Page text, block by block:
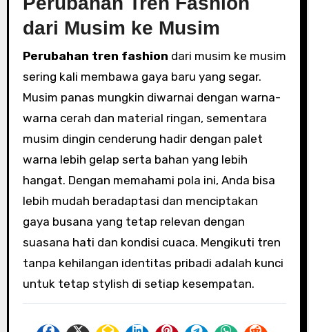
dari Musim ke Musim
Perubahan tren fashion dari musim ke musim
sering kali membawa gaya baru yang segar.
Musim panas mungkin diwarnai dengan warna-
warna cerah dan material ringan, sementara
musim dingin cenderung hadir dengan palet
warna lebih gelap serta bahan yang lebih
hangat. Dengan memahami pola ini, Anda bisa
lebih mudah beradaptasi dan menciptakan
gaya busana yang tetap relevan dengan
suasana hati dan kondisi cuaca. Mengikuti tren
tanpa kehilangan identitas pribadi adalah kunci
untuk tetap stylish di setiap kesempatan.